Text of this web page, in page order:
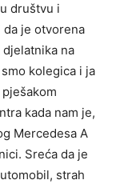
društvu i
je otvorena
djelatnika na
kolegica i ja
kada nam je,
Mercedesa A
Sreća da je
strah